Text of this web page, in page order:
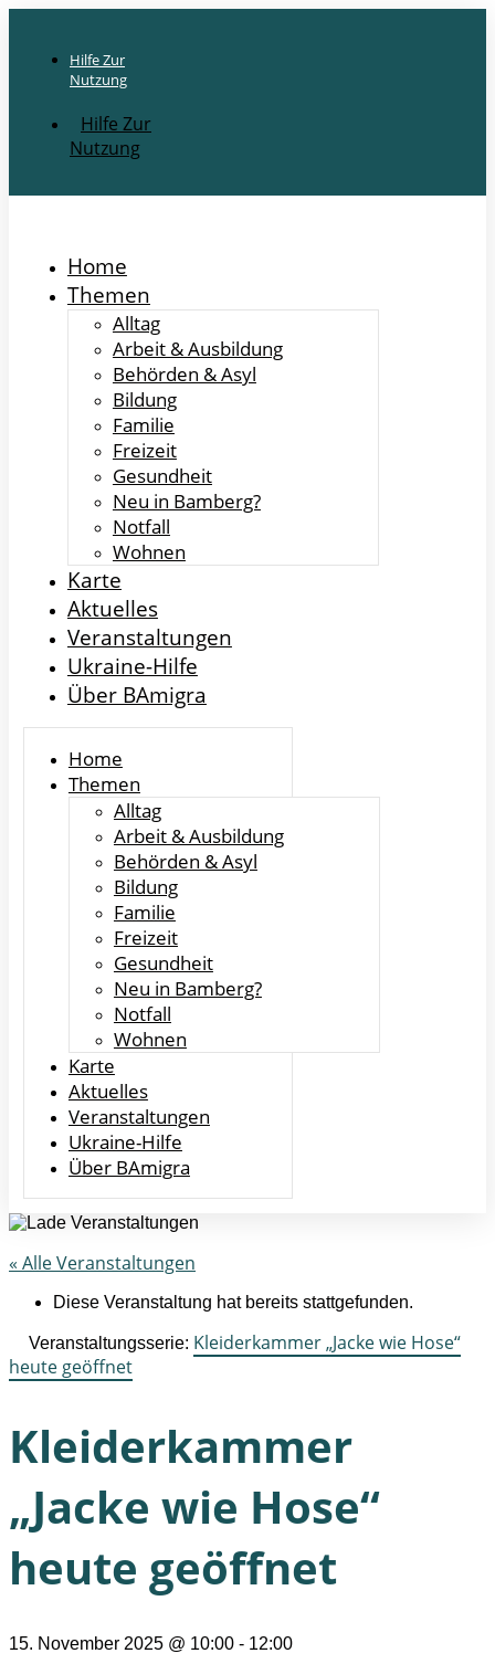
Hilfe Zur
Nutzung
Hilfe Zur
Nutzung
Home
Themen
Alltag
Arbeit & Ausbildung
Behörden & Asyl
Bildung
Familie
Freizeit
Gesundheit
Neu in Bamberg?
Notfall
Wohnen
Karte
Aktuelles
Veranstaltungen
Ukraine-Hilfe
Über BAmigra
Home
Themen
Alltag
Arbeit & Ausbildung
Behörden & Asyl
Bildung
Familie
Freizeit
Gesundheit
Neu in Bamberg?
Notfall
Wohnen
Karte
Aktuelles
Veranstaltungen
Ukraine-Hilfe
Über BAmigra
« Alle Veranstaltungen
Diese Veranstaltung hat bereits stattgefunden.
Veranstaltungsserie: Kleiderkammer „Jacke wie Hose“
heute geöffnet
Kleiderkammer
„Jacke wie Hose“
heute geöffnet
15. November 2025 @ 10:00 - 12:00